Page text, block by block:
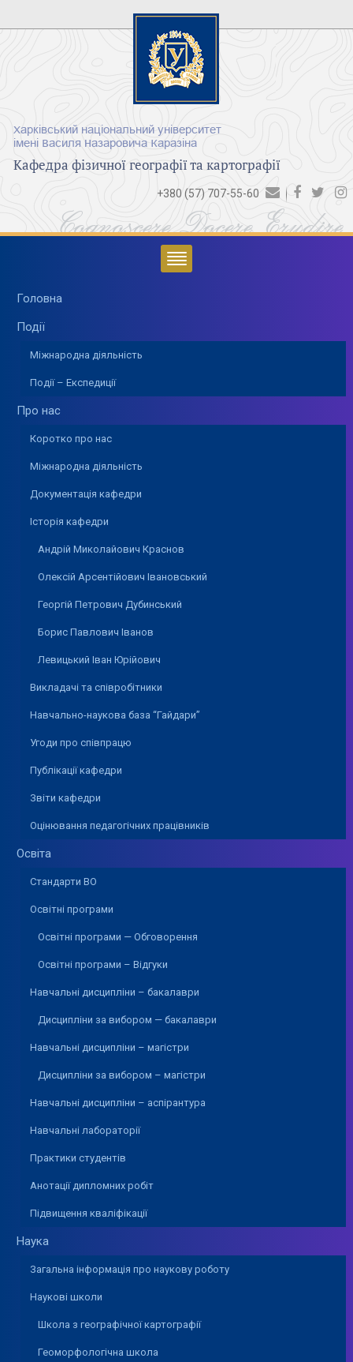
Харківський національний університет
імені Василя Назаровича Каразіна
Кафедра фізичної географії та картографії
+380 (57) 707-55-60
Cognoscere Docere Erudire
Головна
Події
Міжнародна діяльність
Події – Експедиції
Про нас
Коротко про нас
Міжнародна діяльність
Документація кафедри
Історія кафедри
Андрій Миколайович Краснов
Олексій Арсентійович Івановський
Георгій Петрович Дубинський
Борис Павлович Іванов
Левицький Іван Юрійович
Викладачі та співробітники
Навчально-наукова база “Гайдари”
Угоди про співпрацю
Публікації кафедри
Звіти кафедри
Оцінювання педагогічних працівників
Освіта
Стандарти ВО
Освітні програми
Освітні програми — Обговорення
Освітні програми – Відгуки
Навчальні дисципліни – бакалаври
Дисципліни за вибором — бакалаври
Навчальні дисципліни – магістри
Дисципліни за вибором – магістри
Навчальні дисципліни – аспірантура
Навчальні лабораторії
Практики студентів
Анотації дипломних робіт
Підвищення кваліфікації
Наука
Загальна інформація про наукову роботу
Наукові школи
Школа з географічної картографії
Геоморфологічна школа